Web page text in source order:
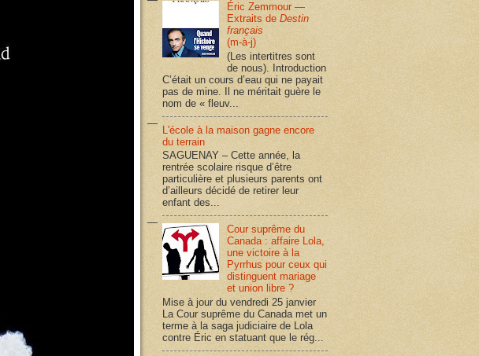
Éric Zemmour —
Extraits deDestin
français
(m-à-j)
(Les intertitres sont
de nous). Introduction
C’était un cours d’eau qui ne payait
pas de mine. Il ne méritait guère le
nom de « fleuv...
L'école à la maison gagne encore
du terrain
SAGUENAY – Cette année, la
rentrée scolaire risque d’être
particulière et plusieurs parents ont
d’ailleurs décidé de retirer leur
enfant des...
Cour suprême du
Canada : affaire Lola,
une victoire à la
Pyrrhus pour ceux qui
distinguent mariage
et union libre ?
Mise à jour du vendredi 25 janvier
La Cour suprême du Canada met un
terme à la saga judiciaire de Lola
contre Éric en statuant que le rég...